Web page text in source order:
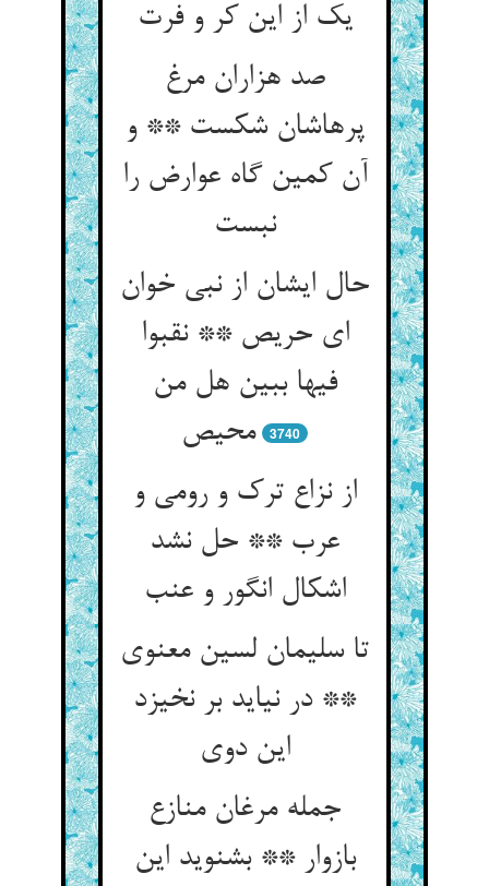
یک از این کر و فرت‏
صد هزاران مرغ
پرهاشان شکست ** و
آن کمین گاه عوارض را
نبست‏
حال ایشان از نبی خوان
ای حریص ** نقبوا
فیها ببین هل من
محیص‏
3740
از نزاع ترک و رومی و
عرب ** حل نشد
اشکال انگور و عنب‏
تا سلیمان لسین معنوی
** در نیاید بر نخیزد
این دوی‏
جمله مرغان منازع
بازوار ** بشنوید این